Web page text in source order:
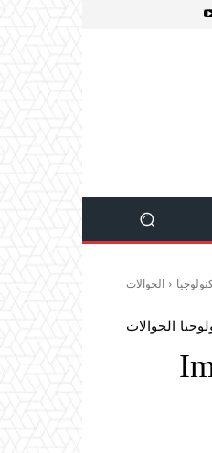
الجوالات
الجوالات